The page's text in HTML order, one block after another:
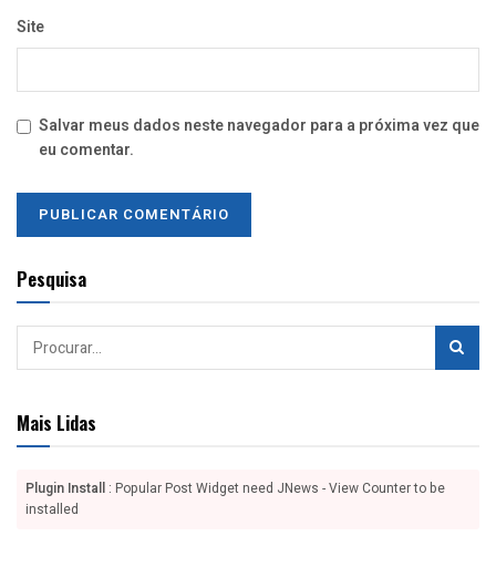
Site
Salvar meus dados neste navegador para a próxima vez que
eu comentar.
Pesquisa
Mais Lidas
Plugin Install : Popular Post Widget need JNews - View Counter to be
installed